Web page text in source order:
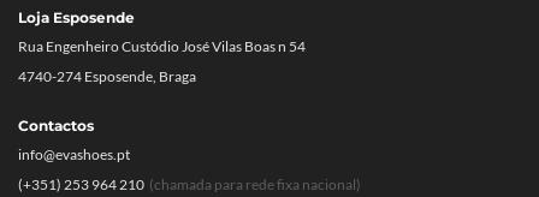
Loja Esposende
Rua Engenheiro Custódio José Vilas Boas n 54
4740-274 Esposende, Braga
Contactos
info@evashoes.pt
(+351) 253 964 210 (chamada para rede fixa nacional)